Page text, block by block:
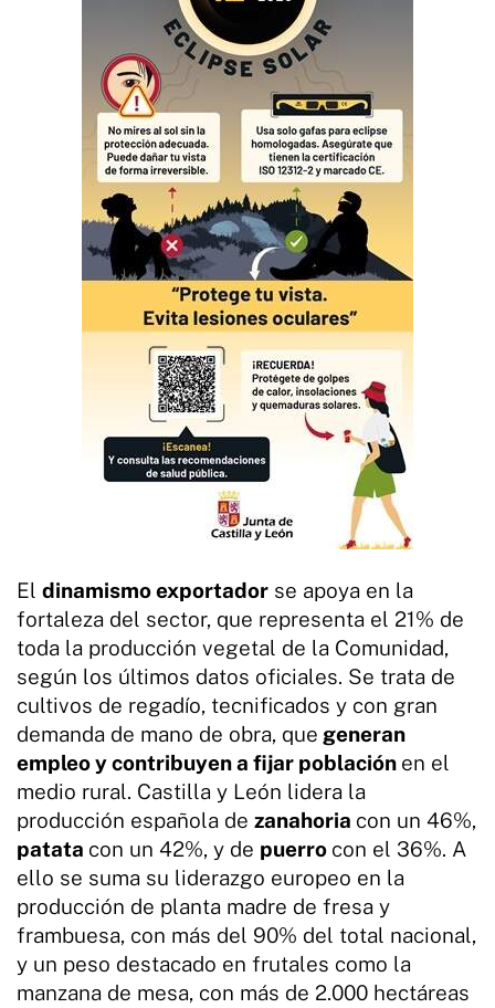
El dinamismo exportador se apoya en la
fortaleza del sector, que representa el 21% de
toda la producción vegetal de la Comunidad,
según los últimos datos oficiales. Se trata de
cultivos de regadío, tecnificados y con gran
demanda de mano de obra, que generan
empleo y contribuyen a fijar población en el
medio rural. Castilla y León lidera la
producción española de zanahoria con un 46%,
patata con un 42%, y de puerro con el 36%. A
ello se suma su liderazgo europeo en la
producción de planta madre de fresa y
frambuesa, con más del 90% del total nacional,
y un peso destacado en frutales como la
manzana de mesa, con más de 2.000 hectáreas